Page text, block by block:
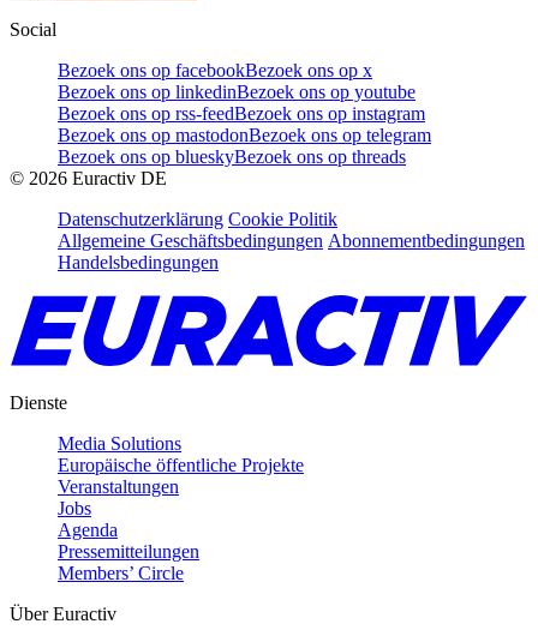
Social
Bezoek ons op facebookBezoek ons op x
Bezoek ons op linkedinBezoek ons op youtube
Bezoek ons op rss-feedBezoek ons op instagram
Bezoek ons op mastodonBezoek ons op telegram
Bezoek ons op blueskyBezoek ons op threads
© 2026 Euractiv DE
Datenschutzerklärung Cookie Politik
Allgemeine Geschäftsbedingungen Abonnementbedingungen
Handelsbedingungen
Dienste
Media Solutions
Europäische öffentliche Projekte
Veranstaltungen
Jobs
Agenda
Pressemitteilungen
Members’ Circle
Über Euractiv